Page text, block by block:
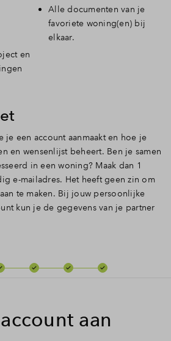
Inloggen
en
Alle documenten van je
favoriete woning(en) bij
elkaar.
je een account aanmaakt en hoe je
en wensenlijst beheert. Ben je samen
in een woning? Maak dan 1
e-mailadres. Het heeft geen zin om
te maken. Bij jouw persoonlijke
kun je de gegevens van je partner
aan